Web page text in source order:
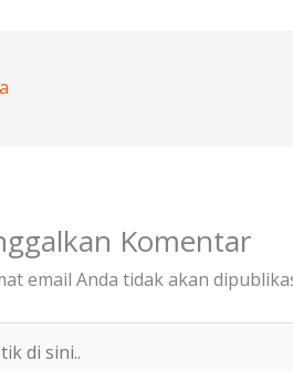
o
Komentar
email Anda tidak akan